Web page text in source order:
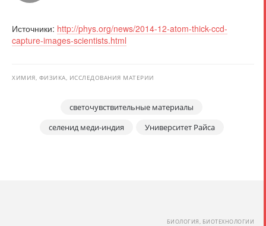
Источники: http://phys.org/news/2014-12-atom-thick-ccd-
capture-images-scientists.html
ХИМИЯ, ФИЗИКА, ИССЛЕДОВАНИЯ МАТЕРИИ
светочувствительные материалы
селенид меди-индия
Университет Райса
БИОЛОГИЯ, БИОТЕХНОЛОГИИ